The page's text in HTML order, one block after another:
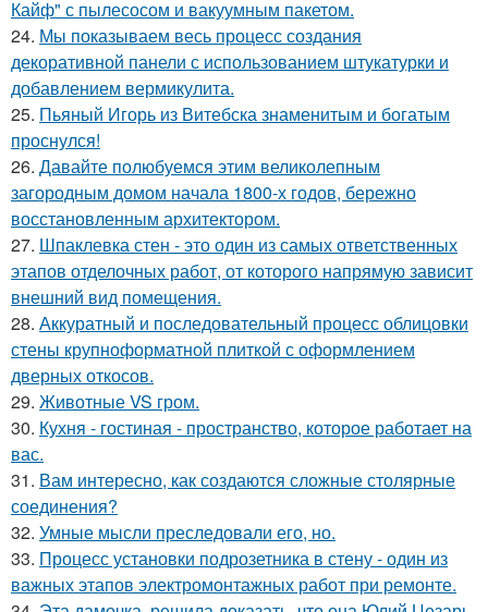
Кайф" с пылесосом и вакуумным пакетом.
24. Мы показываем весь процесс создания
декоративной панели с использованием штукатурки и
добавлением вермикулита.
25. Пьяный Игорь из Витебска знаменитым и богатым
проснулся!
26. Давайте полюбуемся этим великолепным
загородным домом начала 1800-х годов, бережно
восстановленным архитектором.
27. Шпаклевка стен - это один из самых ответственных
этапов отделочных работ, от которого напрямую зависит
внешний вид помещения.
28. Аккуратный и последовательный процесс облицовки
стены крупноформатной плиткой с оформлением
дверных откосов.
29. Животные VS гром.
30. Кухня - гостиная - пространство, которое работает на
вас.
31. Вам интересно, как создаются сложные столярные
соединения?
32. Умные мысли преследовали его, но.
33. Процесс установки подрозетника в стену - один из
важных этапов электромонтажных работ при ремонте.